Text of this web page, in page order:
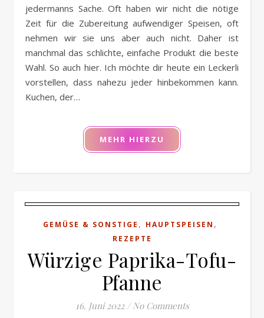
jedermanns Sache. Oft haben wir nicht die nötige
Zeit für die Zubereitung aufwendiger Speisen, oft
nehmen wir sie uns aber auch nicht. Daher ist
manchmal das schlichte, einfache Produkt die beste
Wahl. So auch hier. Ich möchte dir heute ein Leckerli
vorstellen, dass nahezu jeder hinbekommen kann.
Kuchen, der…
MEHR HIERZU
GEMÜSE & SONSTIGE , HAUPTSPEISEN ,
REZEPTE
Würzige Paprika-Tofu-
Pfanne
16. Juni 2022 / No Comments